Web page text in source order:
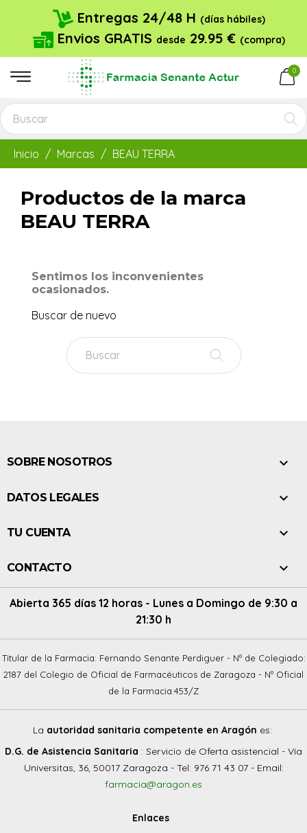
Entregas 24/48 H (días hábiles)
Envios GRATIS desde 29.95 € (compra)
0
Inicio Marcas BEAU TERRA
Productos de la marca
BEAU TERRA
Sentimos los inconvenientes
ocasionados.
Buscar de nuevo
SOBRE NOSOTROS 
DATOS LEGALES 
TU CUENTA 
CONTACTO 
Abierta 365 días 12 horas - Lunes a Domingo de 9:30 a
21:30 h
Titular de la Farmacia: Fernando Senante Perdiguer - Nº de Colegiado:
2187 del Colegio de Oficial de Farmacéuticos de Zaragoza - Nº Oficial
de la Farmacia:453/Z
La autoridad sanitaria competente en Aragón es:
D.G. de Asistencia Sanitaria : Servicio de Oferta asistencial - Vía
Universitas, 36, 50017 Zaragoza - Tel: 976 71 43 07 - Email:
farmacia@aragon.es
Enlaces